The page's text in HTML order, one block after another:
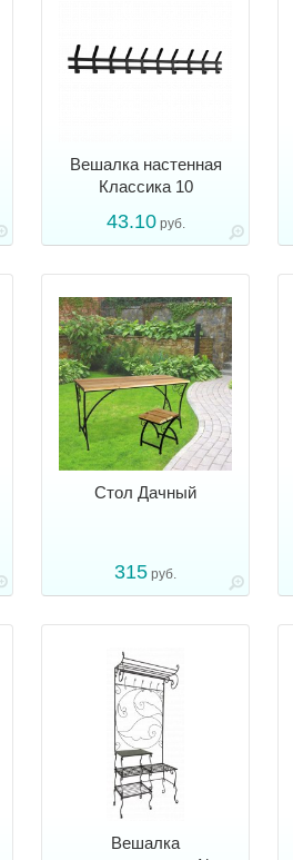
Вешалка настенная
Классика 10
43.10руб.
Стол Дачный
315 руб.
Вешалка